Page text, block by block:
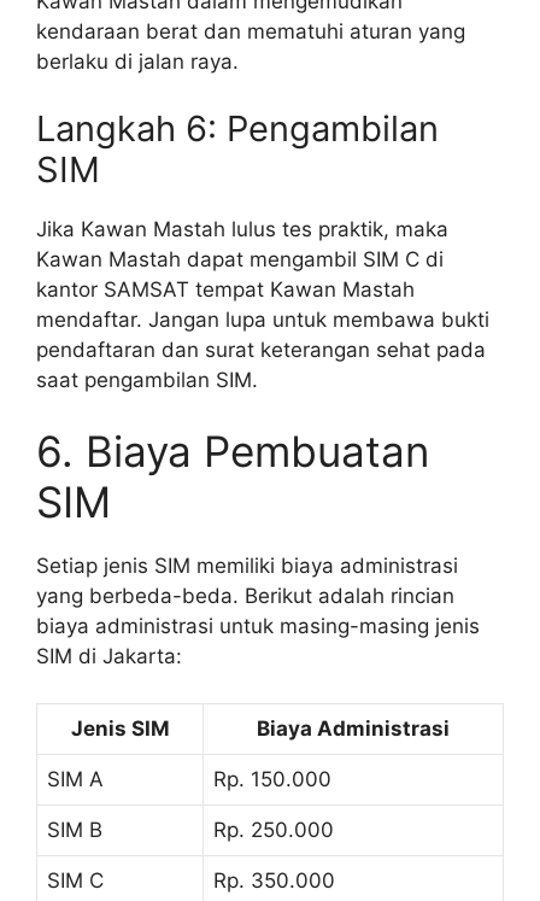
kendaraan berat dan mematuhi aturan yang
berlaku di jalan raya.
Langkah 6: Pengambilan
SIM
Jika Kawan Mastah lulus tes praktik, maka
Kawan Mastah dapat mengambil SIM C di
kantor SAMSAT tempat Kawan Mastah
mendaftar. Jangan lupa untuk membawa bukti
pendaftaran dan surat keterangan sehat pada
saat pengambilan SIM.
6. Biaya Pembuatan
SIM
Setiap jenis SIM memiliki biaya administrasi
yang berbeda-beda. Berikut adalah rincian
biaya administrasi untuk masing-masing jenis
SIM di Jakarta:
Jenis SIM Biaya Administrasi
SIM A Rp. 150.000
SIM B Rp. 250.000
SIM C Rp. 350.000